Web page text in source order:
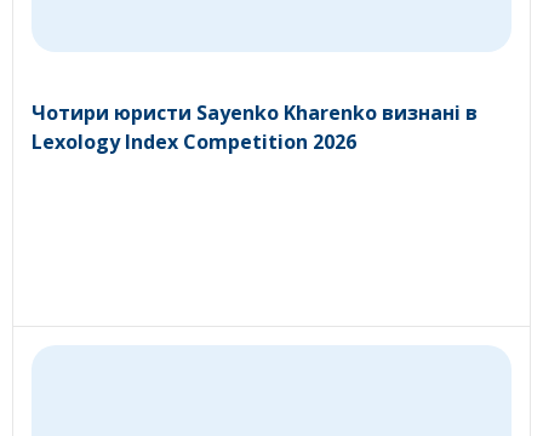
Чотири юристи Sayenko Kharenko визнані в
Lexology Index Competition 2026